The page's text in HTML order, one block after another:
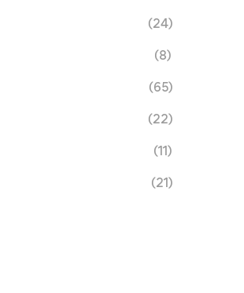
(24)
(8)
(65)
(22)
(11)
(21)